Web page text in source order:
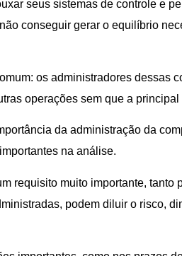
seus sistemas de controle e
conseguir gerar o equilíbrio
os administradores dessas
operações sem que a
da administração da
na análise.
requisito muito importante, tanto
podem diluir o risco,